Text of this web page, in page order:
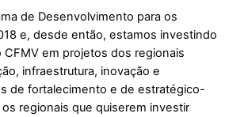
de Desenvolvimento para os
e, desde então, estamos investindo
em projetos dos regionais
infraestrutura, inovação e
de fortalecimento e de estratégico-
regionais que quiserem investir